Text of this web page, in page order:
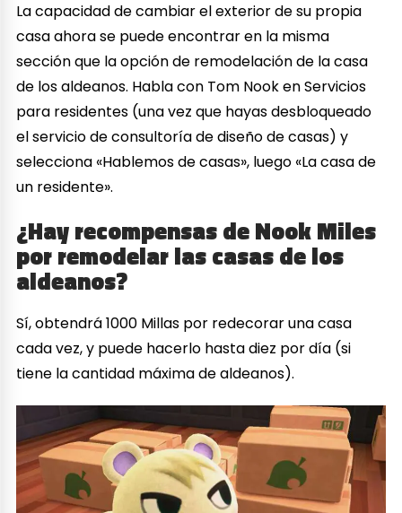
La capacidad de cambiar el exterior de su propia
casa ahora se puede encontrar en la misma
sección que la opción de remodelación de la casa
de los aldeanos. Habla con Tom Nook en Servicios
para residentes (una vez que hayas desbloqueado
el servicio de consultoría de diseño de casas) y
selecciona «Hablemos de casas», luego «La casa de
un residente».
¿Hay recompensas de Nook Miles
por remodelar las casas de los
aldeanos?
Sí, obtendrá 1000 Millas por redecorar una casa
cada vez, y puede hacerlo hasta diez por día (si
tiene la cantidad máxima de aldeanos).